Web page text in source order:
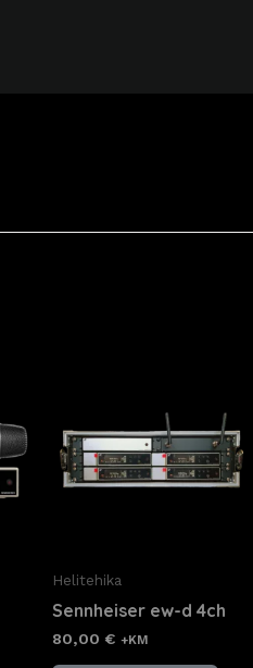
Helitehika
Sennheiser ew-d 4ch
80,00 € +KM